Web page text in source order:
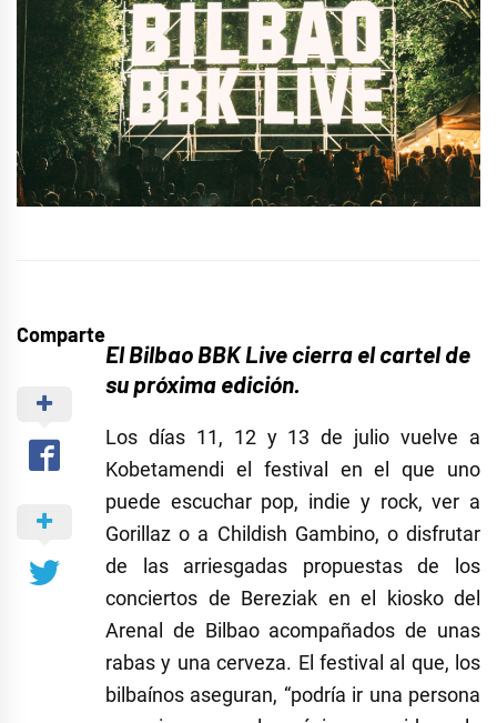
Comparte
El Bilbao BBK Live cierra el cartel de
su próxima edición.
Los días 11, 12 y 13 de julio vuelve a
Kobetamendi el festival en el que uno
puede escuchar pop, indie y rock, ver a
Gorillaz o a Childish Gambino, o disfrutar
de las arriesgadas propuestas de los
conciertos de Bereziak en el kiosko del
Arenal de Bilbao acompañados de unas
rabas y una cerveza. El festival al que, los
bilbaínos aseguran, “podría ir una persona